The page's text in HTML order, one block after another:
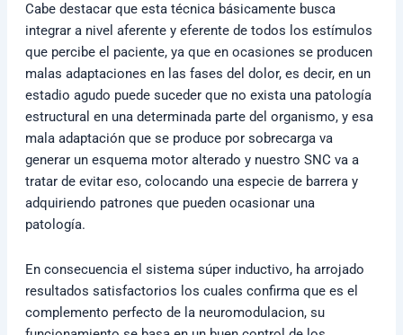
Cabe destacar que esta técnica básicamente busca
integrar a nivel aferente y eferente de todos los estímulos
que percibe el paciente, ya que en ocasiones se producen
malas adaptaciones en las fases del dolor, es decir, en un
estadio agudo puede suceder que no exista una patología
estructural en una determinada parte del organismo, y esa
mala adaptación que se produce por sobrecarga va
generar un esquema motor alterado y nuestro SNC va a
tratar de evitar eso, colocando una especie de barrera y
adquiriendo patrones que pueden ocasionar una
patología.
En consecuencia el sistema súper inductivo, ha arrojado
resultados satisfactorios los cuales confirma que es el
complemento perfecto de la neuromodulacion, su